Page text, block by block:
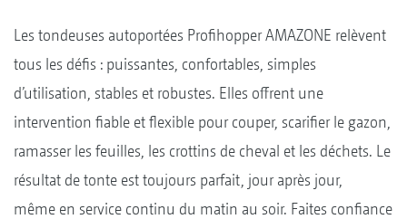
Les tondeuses autoportées Profihopper AMAZONE relèvent
tous les défis : puissantes, confortables, simples
d’utilisation, stables et robustes. Elles offrent une
intervention fiable et flexible pour couper, scarifier le gazon,
ramasser les feuilles, les crottins de cheval et les déchets. Le
résultat de tonte est toujours parfait, jour après jour,
même en service continu du matin au soir. Faites confiance